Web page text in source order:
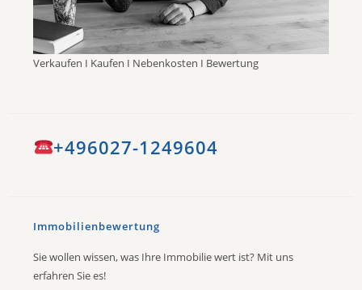
Verkaufen I Kaufen I Nebenkosten I Bewertung
+496027-1249604
Immobilienbewertung
Sie wollen wissen, was Ihre Immobilie wert ist? Mit uns
erfahren Sie es!